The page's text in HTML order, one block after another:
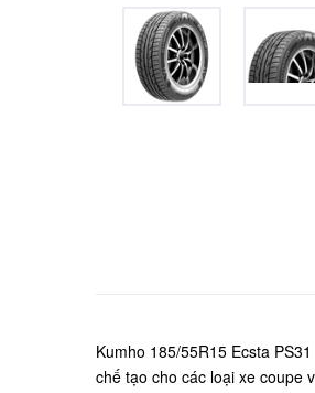
Kumho 185/55R15 Ecsta
chế tạo cho các loại xe coupe